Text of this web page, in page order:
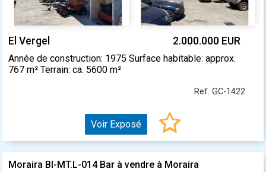
El Vergel 2.000.000 EUR
Année de construction: 1975 Surface habitable: approx.
767 m² Terrain: ca. 5600 m²
Ref. GC-1422
Voir Exposé
Moraira BI-MT.L-014 Bar à vendre à Moraira